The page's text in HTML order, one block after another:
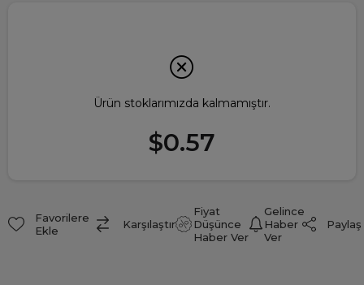
Ürün stoklarımızda kalmamıştır.
$0.57
Favorilere
Ekle
Karşılaştır
Fiyat
Düşünce
Haber Ver
Gelince
Haber
Ver
Paylaş